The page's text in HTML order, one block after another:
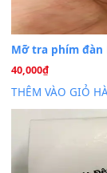
20 Cài đặt
07
Th7
Dịch Vụ
26
Th6
Khóa
Chuyên
26 Cài đặt